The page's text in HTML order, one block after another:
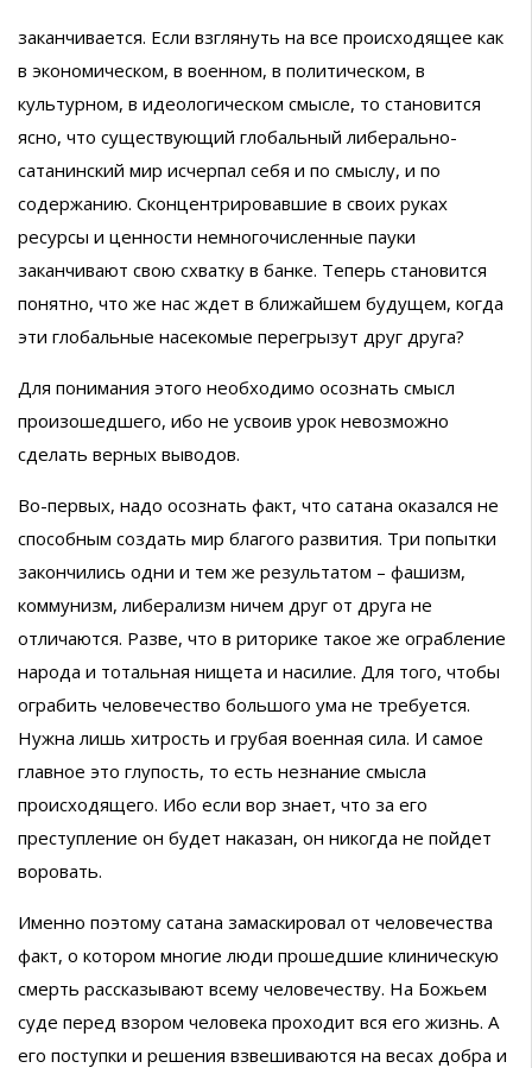
заканчивается. Если взглянуть на все происходящее как
в экономическом, в военном, в политическом, в
культурном, в идеологическом смысле, то становится
ясно, что существующий глобальный либерально-
сатанинский мир исчерпал себя и по смыслу, и по
содержанию. Сконцентрировавшие в своих руках
ресурсы и ценности немногочисленные пауки
заканчивают свою схватку в банке. Теперь становится
понятно, что же нас ждет в ближайшем будущем, когда
эти глобальные насекомые перегрызут друг друга?
Для понимания этого необходимо осознать смысл
произошедшего, ибо не усвоив урок невозможно
сделать верных выводов.
Во-первых, надо осознать факт, что сатана оказался не
способным создать мир благого развития. Три попытки
закончились одни и тем же результатом – фашизм,
коммунизм, либерализм ничем друг от друга не
отличаются. Разве, что в риторике такое же ограбление
народа и тотальная нищета и насилие. Для того, чтобы
ограбить человечество большого ума не требуется.
Нужна лишь хитрость и грубая военная сила. И самое
главное это глупость, то есть незнание смысла
происходящего. Ибо если вор знает, что за его
преступление он будет наказан, он никогда не пойдет
воровать.
Именно поэтому сатана замаскировал от человечества
факт, о котором многие люди прошедшие клиническую
смерть рассказывают всему человечеству. На Божьем
суде перед взором человека проходит вся его жизнь. А
его поступки и решения взвешиваются на весах добра и